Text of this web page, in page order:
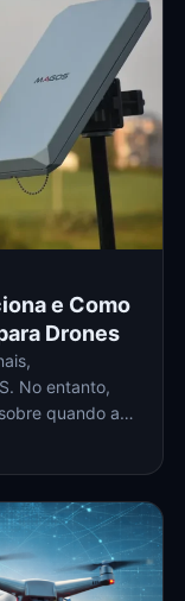
e Como
Drones
No entanto,
quando a…